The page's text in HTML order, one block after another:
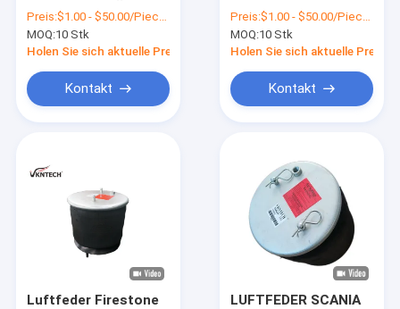
FAHRERSITZ
Contitech SZ51-7
VON VKNTECH
Preis:$1.00 - $50.00/Pieces
MOQ:10 Stk
Holen Sie sich aktuelle Preis
Kontakt
Sicherheit des
Anhängers zu
2.229.2403.00
2.229.2603.00
VKNTECH 1K6364
Preis:$1.00 - $50.00/Pieces
MOQ:10 Stk
Holen Sie sich aktuelle Preis
Kontakt
Luftfeder Firestone
LUFTFEDER SCANIA